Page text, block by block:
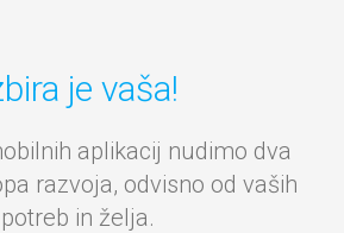
je vaša!
aplikacij nudimo dva
razvoja, odvisno od vaših
potreb in želja.